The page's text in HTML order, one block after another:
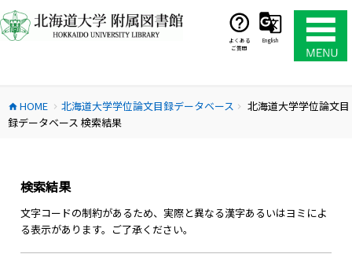
ン
テ
ス
キ
よくある
ご質問
English
home HOME chevron_right 北海道大学学位論文目録データベース chevron_right
北海道大学学位論文目
録データベース 検索結果
検索結果
文字コードの制約があるため、実際と異なる漢字あるいはヨミによ
る表示があります。ご了承ください。